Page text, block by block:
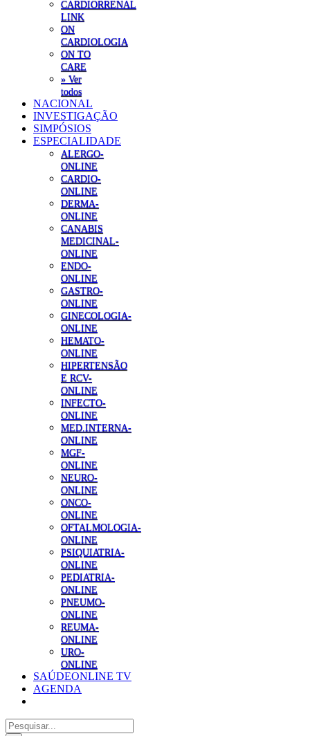
CARDIORRENAL
LINK
ON
CARDIOLOGIA
ON TO
CARE
» Ver
todos
NACIONAL
INVESTIGAÇÃO
SIMPÓSIOS
ESPECIALIDADE
ALERGO-
ONLINE
CARDIO-
ONLINE
DERMA-
ONLINE
CANABIS
MEDICINAL-
ONLINE
ENDO-
ONLINE
GASTRO-
ONLINE
GINECOLOGIA-
ONLINE
HEMATO-
ONLINE
HIPERTENSÃO
E RCV-
ONLINE
INFECTO-
ONLINE
MED.INTERNA-
ONLINE
MGF-
ONLINE
NEURO-
ONLINE
ONCO-
ONLINE
OFTALMOLOGIA-
ONLINE
PSIQUIATRIA-
ONLINE
PEDIATRIA-
ONLINE
PNEUMO-
ONLINE
REUMA-
ONLINE
URO-
ONLINE
SAÚDEONLINE TV
AGENDA
Pesquisar